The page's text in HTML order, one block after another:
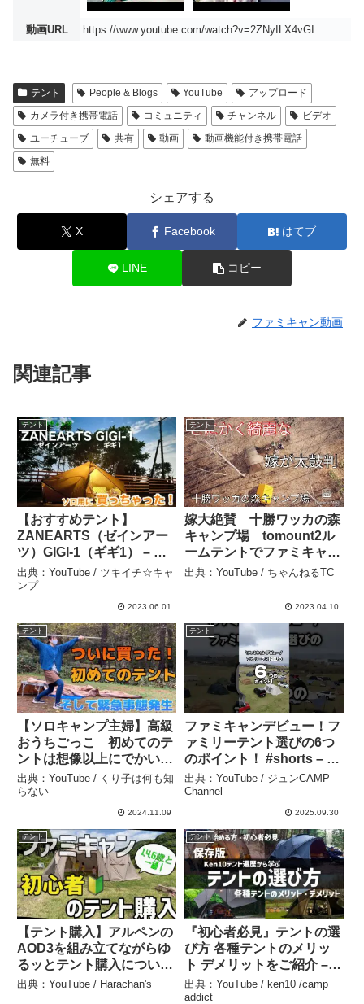
動画URL https://www.youtube.com/watch?v=2ZNyILX4vGI
テント People & Blogs YouTube
アップロード
カメラ付き携帯電話
コミュニティ チャンネル
ビデオ
ユーチューブ
共有 動画
動画機能付き携帯電話
無料
シェアする
X Facebook はてブ
LINE コピー
ファミキャン動画
関連記事
テント
【おすすめテント】
ZANEARTS（ゼインアー
ツ）GIGI-1（ギギ1） – ツ
キイチ☆キャンプ
出典：YouTube / ツキイチ☆キャ
ンプ
2023.06.01
テント
嫁大絶賛 十勝ワッカの森
キャンプ場 tomount2ル
ームテントでファミキャン
– ちゃんねるTC
出典：YouTube / ちゃんねるTC
2023.04.10
テント
【ソロキャンプ主婦】高級
おうちごっこ 初めてのテ
ントは想像以上にでかい！
そしてダンナからのSOSは
我が家の危機？#憩いの森
オートキャンプ場 #信州安
何も知らない
出典：YouTube / くり子は何も知
らない
2024.11.09
テント
ファミキャンデビュー！フ
ァミリーテント選びの6つ
のポイント！ #shorts – ジ
ュンCAMP Channel
出典：YouTube / ジュンCAMP
Channel
2025.09.30
テント
【テント購入】アルペンの
AOD3を組み立てながらゆ
るッとテント購入について
の話。 – Harachan’s
出典：YouTube / Harachan's
テント
『初心者必見』テントの選
び方 各種テントのメリッ
ト デメリットをご紹介 –
ken10 /camp addict
出典：YouTube / ken10 /camp
addict